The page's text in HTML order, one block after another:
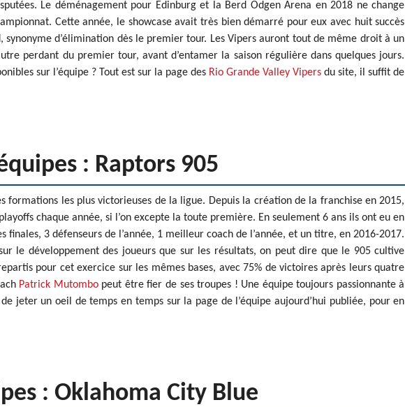
Le déménagement pour Edinburg et la Berd Odgen Arena en 2018 ne change
Cette année, le showcase avait très bien démarré pour eux avec huit succès
synonyme d’élimination dès le premier tour. Les Vipers auront tout de même droit à un
perdant du premier tour, avant d’entamer la saison régulière dans quelques jours.
sur l’équipe ? Tout est sur la page des Rio Grande Valley Vipers du site, il suffit de
: Raptors 905
formations les plus victorieuses de la ligue. Depuis la création de la franchise en 2015,
chaque année, si l’on excepte la toute première. En seulement 6 ans ils ont eu en
finales, 3 défenseurs de l’année, 1 meilleur coach de l’année, et un titre, en 2016-2017.
le développement des joueurs que sur les résultats, on peut dire que le 905 cultive
pour cet exercice sur les mêmes bases, avec 75% de victoires après leurs quatre
Patrick Mutombopeut être fier de ses troupes ! Une équipe toujours passionnante à
jeter un oeil de temps en temps sur la page de l’équipe aujourd’hui publiée, pour en
: Oklahoma City Blue